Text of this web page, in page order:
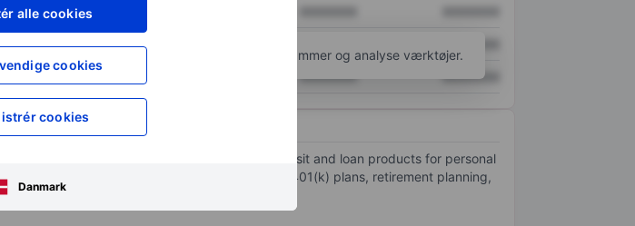
alle cookies
cookies
cookies
Danmark
XXXXXXX
XXXXXXX
XXXXXXX XXXXXXX XXXXXXX
for at få adgang til flere diagrammer og analyse værktøjer.
It provides banking services, including deposit and loan products for personal
a wide range of financial services, such as 401(k) plans, retirement planning,